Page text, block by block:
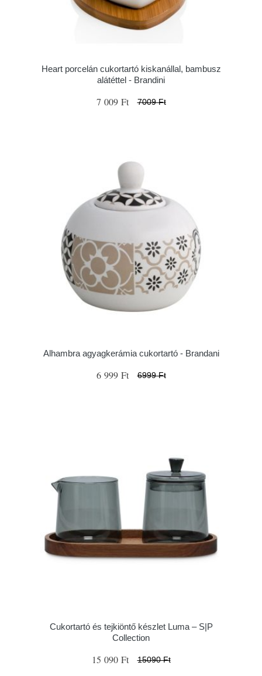
Heart porcelán cukortartó kiskanállal, bambusz
alátéttel - Brandini
7 009 Ft 7009 Ft
Alhambra agyagkerámia cukortartó - Brandani
6 999 Ft 6999 Ft
Cukortartó és tejkiöntő készlet Luma – S|P
Collection
15 090 Ft 15090 Ft